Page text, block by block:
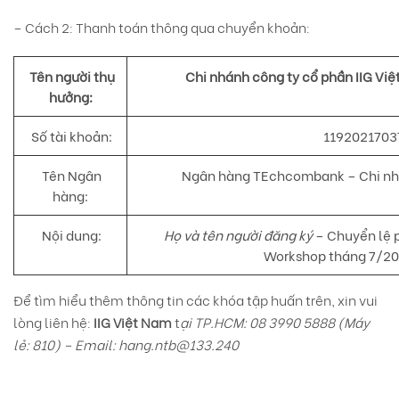
– Cách 2: Thanh toán thông qua chuyển khoản:
Tên người thụ
hưởng:
Chi nhánh công ty cổ phần IIG
Số tài khoản:
Tên Ngân
hàng:
Ngân hàng TEchcombank – Chi
Nội dung: Họ và tên người đăng ký– Chuyển lệ
Workshop tháng 7/
Để tìm hiểu thêm thông tin các khóa tập huấn trên, xin vui
lòng liên hệ: IIG Việt Namtại TP.HCM: 08 3990 5888 (Máy
lẻ: 810) – Email:hang.ntb@133.240